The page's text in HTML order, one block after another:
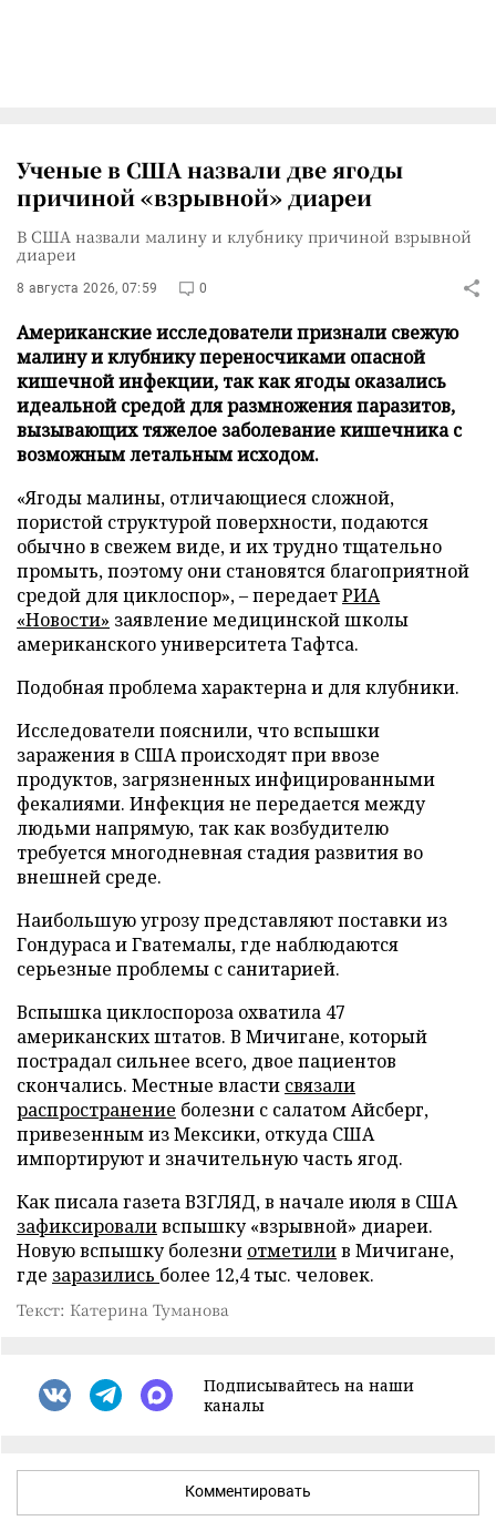
Ученые в США назвали две ягоды
причиной «взрывной» диареи
В США назвали малину и клубнику причиной взрывной
диареи
8 августа 2026, 07:59 0
Американские исследователи признали свежую
малину и клубнику переносчиками опасной
кишечной инфекции, так как ягоды оказались
идеальной средой для размножения паразитов,
вызывающих тяжелое заболевание кишечника с
возможным летальным исходом.
«Ягоды малины, отличающиеся сложной,
пористой структурой поверхности, подаются
обычно в свежем виде, и их трудно тщательно
промыть, поэтому они становятся благоприятной
средой для циклоспор», – передаетРИА
«Новости» заявление медицинской школы
американского университета Тафтса.
Подобная проблема характерна и для клубники.
Исследователи пояснили, что вспышки
заражения в США происходят при ввозе
продуктов, загрязненных инфицированными
фекалиями. Инфекция не передается между
людьми напрямую, так как возбудителю
требуется многодневная стадия развития во
внешней среде.
Наибольшую угрозу представляют поставки из
Гондураса и Гватемалы, где наблюдаются
серьезные проблемы с санитарией.
Вспышка циклоспороза охватила 47
американских штатов. В Мичигане, который
пострадал сильнее всего, двое пациентов
скончались. Местные власти связали
распространение болезни с салатом Айсберг,
привезенным из Мексики, откуда США
импортируют и значительную часть ягод.
Как писала газета ВЗГЛЯД, в начале июля в США
зафиксироваливспышку «взрывной» диареи.
Новую вспышку болезни отметилив Мичигане,
где заразились более 12,4 тыс. человек.
Текст: Катерина Туманова
Подписывайтесь на наши
каналы
Комментировать